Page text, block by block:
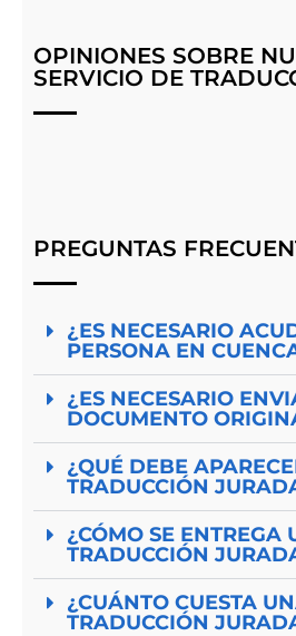
OPINIONES SOBRE
SERVICIO DE
PREGUNTAS
¿ES NECESARIO
PERSONA EN
¿ES NECESARIO
DOCUMENTO
¿QUÉ DEBE
TRADUCCIÓN
¿CÓMO SE ENTREGA
TRADUCCIÓN
¿CUÁNTO CUESTA
TRADUCCIÓN